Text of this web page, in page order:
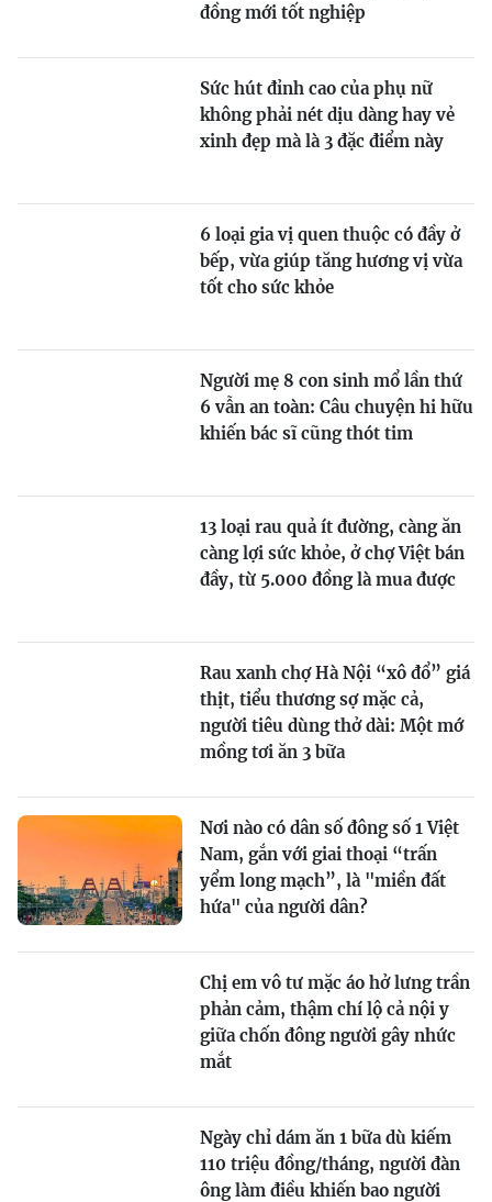
đồng mới tốt nghiệp
Sức hút đỉnh cao của phụ nữ
không phải nét dịu dàng hay vẻ
xinh đẹp mà là 3 đặc điểm này
6 loại gia vị quen thuộc có đầy ở
bếp, vừa giúp tăng hương vị vừa
tốt cho sức khỏe
Người mẹ 8 con sinh mổ lần thứ
6 vẫn an toàn: Câu chuyện hi hữu
khiến bác sĩ cũng thót tim
13 loại rau quả ít đường, càng ăn
càng lợi sức khỏe, ở chợ Việt bán
đầy, từ 5.000 đồng là mua được
Rau xanh chợ Hà Nội “xô đổ” giá
thịt, tiểu thương sợ mặc cả,
người tiêu dùng thở dài: Một mớ
mồng tơi ăn 3 bữa
Nơi nào có dân số đông số 1 Việt
Nam, gắn với giai thoại “trấn
yểm long mạch”, là "miền đất
hứa" của người dân?
Chị em vô tư mặc áo hở lưng trần
phản cảm, thậm chí lộ cả nội y
giữa chốn đông người gây nhức
mắt
Ngày chỉ dám ăn 1 bữa dù kiếm
110 triệu đồng/tháng, người đàn
ông làm điều khiến bao người